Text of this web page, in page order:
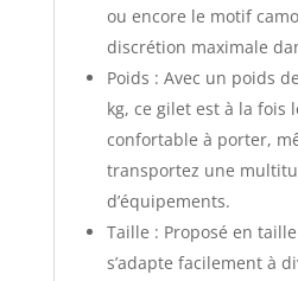
ou encore le motif camo
discrétion maximale
Poids : Avec un poids
kg, ce gilet est à la fois
confortable à porter,
transportez une
d’équipements.
Taille : Proposé en taille
s’adapte facilement à